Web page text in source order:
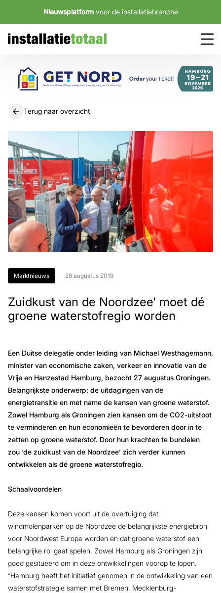
Nieuwsplatform voor de installatiebranche
Terug naar overzicht
Marktnieuws 28 augustus 2019
Zuidkust van de Noordzee’ moet dé
groene waterstofregio worden
Een Duitse delegatie onder leiding van Michael Westhagemann,
minister van economische zaken, verkeer en innovatie van de
Vrije en Hanzestad Hamburg, bezocht 27 augustus Groningen.
Belangrijkste onderwerp: de uitdagingen van de
energietransitie en met name de kansen van groene waterstof.
Zowel Hamburg als Groningen zien kansen om de CO2-uitstoot
te verminderen en hun economieën te bevorderen door in te
zetten op groene waterstof. Door hun krachten te bundelen
zou ‘de zuidkust van de Noordzee’ zich verder kunnen
ontwikkelen als dé groene waterstofregio.
Schaalvoordelen
Deze kansen komen voort uit de overtuiging dat
windmolenparken op de Noordzee de belangrijkste energiebron
voor Noordwest Europa worden en dat groene waterstof een
belangrijke rol gaat spelen. Zowel Hamburg als Groningen zijn
goed gesitueerd om in deze ontwikkelingen voorop te lopen.
“Hamburg heeft het initiatief genomen in de ontwikkeling van een
waterstofstrategie samen met Bremen, Mecklenburg-